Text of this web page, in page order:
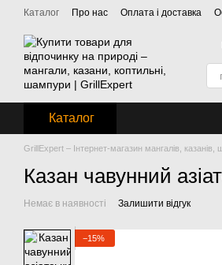
Перейти до основного контенту
Каталог Про нас Оплата і доставка
Каталог
GrillExpert – Інтернет-магазин мангалів, казанів,
Казан чавунний
Немає в наявності Залишити відгук
−15%